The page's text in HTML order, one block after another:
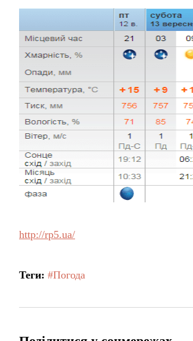
http://rp5.ua/
Теги: #Погода